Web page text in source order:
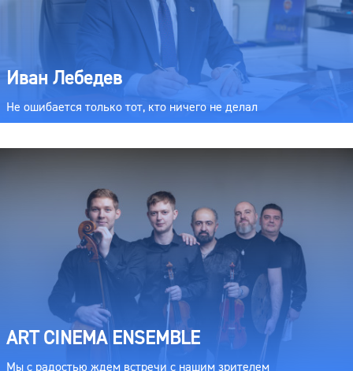
Иван Лебедев
Не ошибается только тот, кто ничего не делал
ART CINEMA ENSEMBLE
Мы с радостью ждем встречи с нашим зрителем